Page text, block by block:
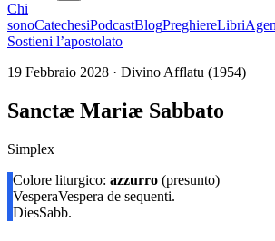
Chi
sonoCatechesiPodcastBlogPreghiereLibri
Sostieni l’apostolato
19 Febbraio 2028 · Divino Afflatu (1954)
Sanctæ Mariæ Sabbato
Simplex
Colore liturgico: azzurro (presunto)
VesperaVespera de sequenti.
DiesSabb.